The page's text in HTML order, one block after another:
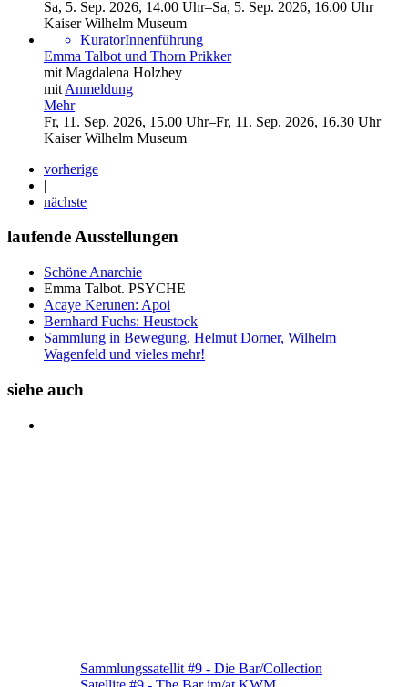
Sa, 5. Sep. 2026, 14.00 Uhr–Sa, 5. Sep. 2026, 16.00 Uhr
Kaiser Wilhelm Museum
KuratorInnenführung
Emma Talbot und Thorn Prikker
mit Magdalena Holzhey
mit Anmeldung
Mehr
Fr, 11 . Sep. 2026, 15.00 Uhr–Fr, 11 . Sep. 2026, 16.30 Uhr
Kaiser Wilhelm Museum
vorherige
|
nächste
laufende Ausstellungen
Schöne Anarchie
Emma Talbot. PSYCHE
Acaye Kerunen: Apoi
Bernhard Fuchs: Heustock
Sammlung in Bewegung. Helmut Dorner, Wilhelm
Wagenfeld und vieles mehr!
siehe auch
Sammlungssatellit #9 - Die Bar/Collection